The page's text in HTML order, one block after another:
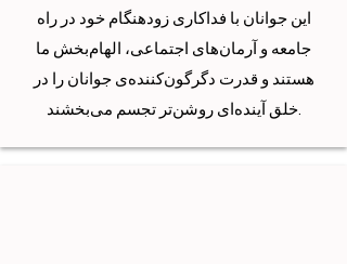
این جوانان با فداکاری زودهنگام خود در راه
جامعه و آرمان‌های اجتماعی، الهام‌بخش ما
هستند و قدرت دگرگون‌کننده‌ی جوانان را در
خلق آینده‌ای روشن‌تر تجسم می‌بخشند.